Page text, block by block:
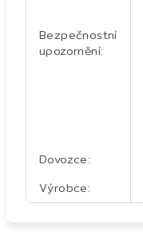
Bezpečnostní
upozornění:
Dovozce:
Výrobce: